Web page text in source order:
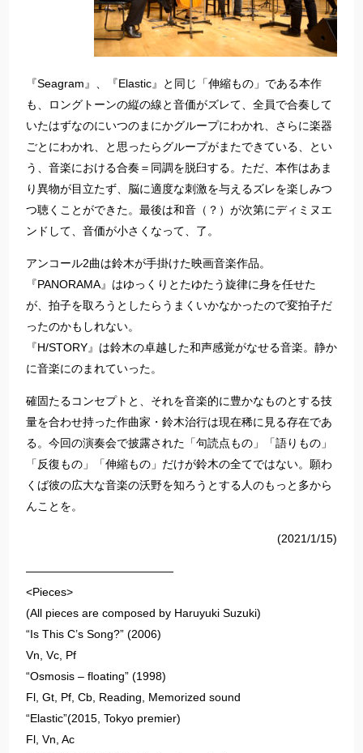
『Seagram』、『Elastic』と同じ「伸縮もの」である本作
も、ロングトーンの縦の線と音価がズレて、全員で合奏して
いたはずなのにいつのまにかグループにわかれ、さらに楽器
ごとにわかれ、と思ったらグループがまたできている、とい
う、音楽における合奏＝同調を脱臼する。ただ、本作はあま
り異物が目立たず、脳に適度な刺激を与えるズレを楽しみつ
つ聴くことができた。最後は和音（？）が次第にディミヌエ
ンドして、音価が小さくなって、了。
アンコール2曲は鈴木が手掛けた映画音楽作品。
『PANORAMA』はゆっくりとたゆたう旋律に身を任せた
が、拍子を取ろうとしたらうまくいかなかったので変拍子だ
ったのかもしれない。
『H/STORY』は鈴木の卓越した和声感覚がなせる音楽。静か
に音楽にのまれていった。
確固たるコンセプトと、それを音楽的に豊かなものとする技
量を合わせ持った作曲家・鈴木治行は現在稀に見る存在であ
る。今回の演奏会で披露された「句読点もの」「語りもの」
「反復もの」「伸縮もの」だけが鈴木の全てではない。願わ
くば彼の広大な音楽の沃野を知ろうとする人のもっと多から
んことを。
(2021/1/15)
—————————————
<Pieces>
(All pieces are composed by Haruyuki Suzuki)
“Is This C’s Song?” (2006)
Vn, Vc, Pf
“Osmosis – floating” (1998)
Fl, Gt, Pf, Cb, Reading, Memorized sound
“Elastic”(2015, Tokyo premier)
Fl, Vn, Ac